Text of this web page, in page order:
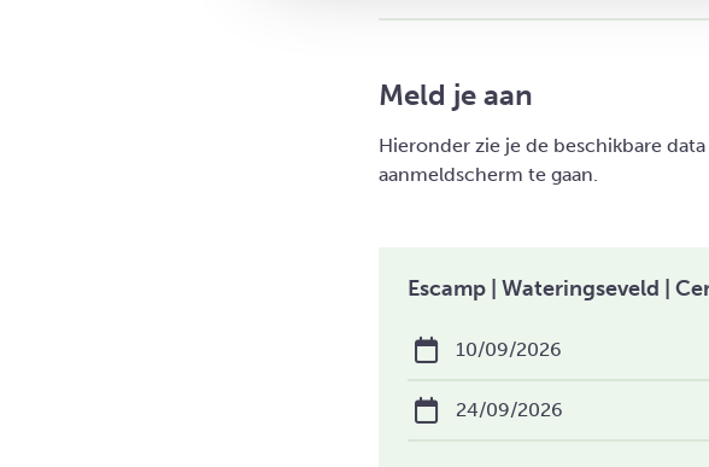
Meld je aan
Hieronder zie je de beschikbare
aanmeldscherm te gaan.
Escamp | Wateringseveld |
10/09/2026
24/09/2026